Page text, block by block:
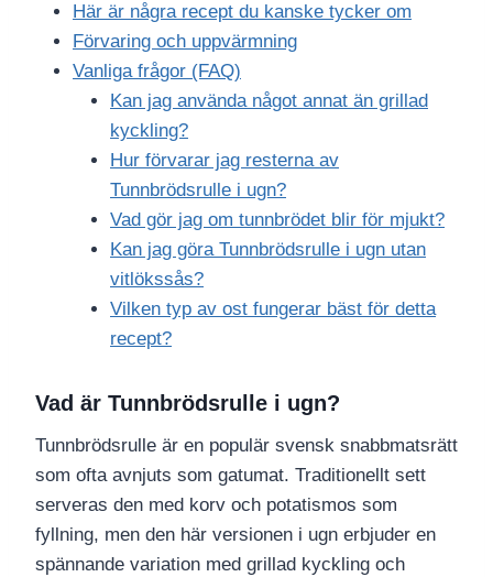
Här är några recept du kanske tycker om
Förvaring och uppvärmning
Vanliga frågor (FAQ)
Kan jag använda något annat än grillad
kyckling?
Hur förvarar jag resterna av
Tunnbrödsrulle i ugn?
Vad gör jag om tunnbrödet blir för mjukt?
Kan jag göra Tunnbrödsrulle i ugn utan
vitlökssås?
Vilken typ av ost fungerar bäst för detta
recept?
Vad är Tunnbrödsrulle i ugn?
Tunnbrödsrulle är en populär svensk snabbmatsrätt
som ofta avnjuts som gatumat. Traditionellt sett
serveras den med korv och potatismos som
fyllning, men den här versionen i ugn erbjuder en
spännande variation med grillad kyckling och